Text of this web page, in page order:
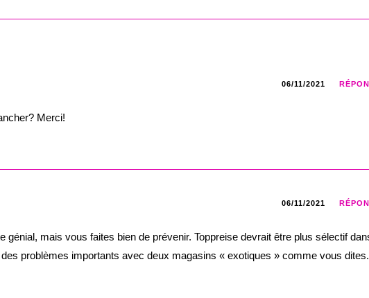
06/11/2021
Merci!
06/11/2021
génial, mais vous faites bien de prévenir. Toppreise devrait être plus sélectif
des problèmes importants avec deux magasins « exotiques » comme vous dites.